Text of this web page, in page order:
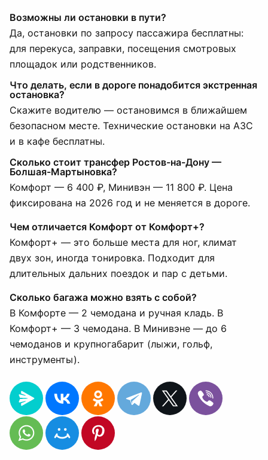
Возможны ли остановки в пути?
Да, остановки по запросу пассажира бесплатны:
для перекуса, заправки, посещения смотровых
площадок или родственников.
Что делать, если в дороге понадобится экстренная
остановка?
Скажите водителю — остановимся в ближайшем
безопасном месте. Технические остановки на АЗС
и в кафе бесплатны.
Сколько стоит трансфер Ростов-на-Дону —
Болшая-Мартыновка?
Комфорт — 6 400 ₽, Минивэн — 11 800 ₽. Цена
фиксирована на 2026 год и не меняется в дороге.
Чем отличается Комфорт от Комфорт+?
Комфорт+ — это больше места для ног, климат
двух зон, иногда тонировка. Подходит для
длительных дальних поездок и пар с детьми.
Сколько багажа можно взять с собой?
В Комфорте — 2 чемодана и ручная кладь. В
Комфорт+ — 3 чемодана. В Минивэне — до 6
чемоданов и крупногабарит (лыжи, гольф,
инструменты).